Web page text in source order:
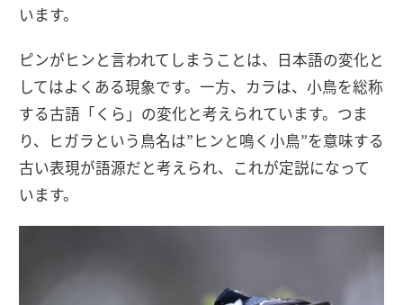
います。
ピンがヒンと言われてしまうことは、日本語の変化と
してはよくある現象です。一方、カラは、小鳥を総称
する古語「くら」の変化と考えられています。つま
り、ヒガラという鳥名は”ヒンと鳴く小鳥”を意味する
古い表現が語源だと考えられ、これが定説になって
います。